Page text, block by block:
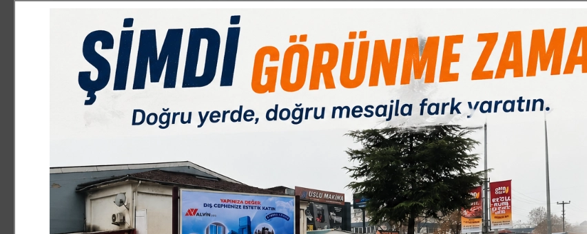
KÜLTÜR - SANAT 3.10.2025 12:33:42 0
Paylas Paylas Paylas
‘Bursa Sinema Günleri’, vatandaşlara açık havada sinema izleme keyfi yaşatıyor.
Bursa Büyükşehir Belediyesi’nin kentin kültür ve sanat yaşamına yeni bir soluk getirmek amacıyla düzenlediği Bursa
Sinema Günleri, tarihi ve kültürel mekânlarda gerçekleştirilen film gösterimleriyle devam ediyor. Büyükşehir Belediyesi
Kültür ve Sosyal İşler Dairesi Başkanlığı tarafından hazırlanan etkinlik, 26 Eylül - 30 Ekim 2025 tarihleri arasında 33
yetişkin ve animasyon film gösterimi ile 4 yönetmen söyleşisini Bursalılarla buluşturacak. Gösterimler; Irgandı Köprüsü,
Kültürpark Atatürk Stadyumu, Merinos Parkı, Tayyare Kültür Merkezi ve ilçelerdeki farklı mekânlarda gerçekleştiriliyor.